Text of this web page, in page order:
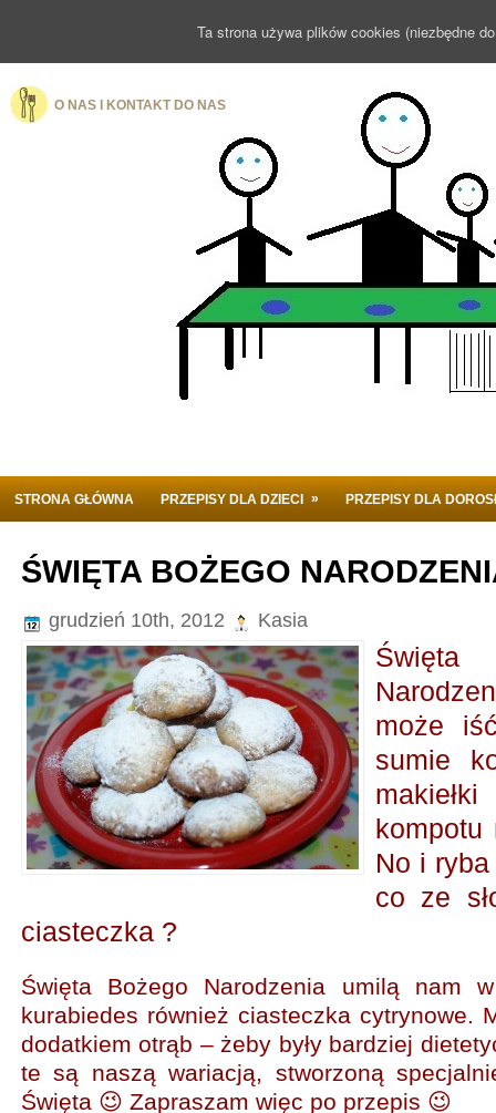
O NAS I KONTAKT DO NAS
STRONA GŁÓWNA PRZEPISY DLA DZIECI » PRZEPISY DLA
ŚWIĘTA BOŻEGO
grudzień 10th, 2012 Kasia
może
sumie
kompotu
No i
co ze
ciasteczka ?
Święta Bożego Narodzenia umilą nam
kurabiedes również ciasteczka cytrynowe.
dodatkiem otrąb – żeby były bardziej
te są naszą wariacją, stworzoną
Święta 😉 Zapraszam więc po przepis 😉
Ta strona używa plików cookies (niezbędne